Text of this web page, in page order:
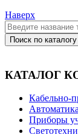
Наверх
КАТАЛОГ
Кабельно-
Приборы